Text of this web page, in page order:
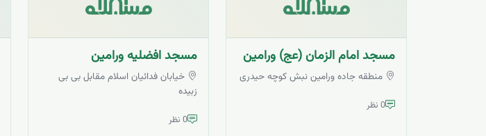
مسجد امام الزمان (عج) ورامین
منطقه جاده ورامین نبش کوچه حیدری
0 نظر
مسجد افضلیه ورامین
خیابان فدائیان اسلام مقابل بی بی
زبیده
0 نظر